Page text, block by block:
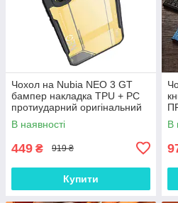
Чохол на Nubia NEO 3 GT
бампер накладка TPU + PC
протиударний оригінальний
"XUNDD"
В наявності
449 ₴ 919 ₴
Купити
В